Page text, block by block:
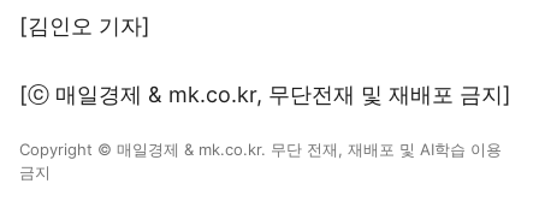
[김인오 기자]
[ⓒ 매일경제 & mk.co.kr, 무단전재 및 재배포 금지]
Copyright © 매일경제 & mk.co.kr. 무단 전재, 재배포 및 AI학습 이용
금지